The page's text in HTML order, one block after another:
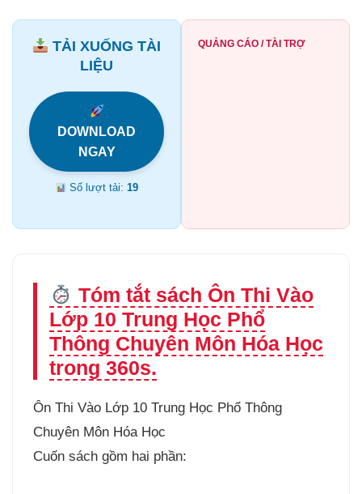
TẢI XUỐNG TÀI
LIỆU
DOWNLOAD
NGAY
Số lượt tải:19
QUẢNG CÁO / TÀI TRỢ
Tóm tắt sách Ôn Thi Vào
Lớp 10 Trung Học Phổ
Thông Chuyên Môn Hóa Học
trong 360s.
Ôn Thi Vào Lớp 10 Trung Học Phổ Thông
Chuyên Môn Hóa Học
Cuốn sách gồm hai phần: